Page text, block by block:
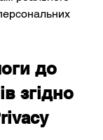
до
згідно